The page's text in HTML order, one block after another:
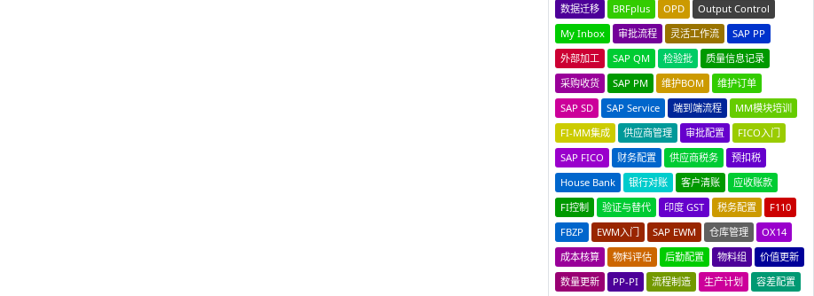
数据迁移
BRFplus OPD
Output Control
My Inbox
审批流程 灵活工作流
SAP PP
外部加工
SAP QM 检验批
质量信息记录
采购收货
SAP PM 维护BOM
维护订单
SAP SD
SAP Service 端到端流程
MM模块培训
FI-MM集成
供应商管理 审批配置
FICO入门
SAP FICO
财务配置 供应商税务
预扣税
House Bank
银行对账 客户清账
应收账款
FI控制
验证与替代 印度 GST 税务配置
F110
FBZP
EWM入门 SAP EWM 仓库管理
OX14
成本核算
物料评估 后勤配置 物料组
价值更新
数量更新
PP-PI 流程制造 生产计划
容差配置